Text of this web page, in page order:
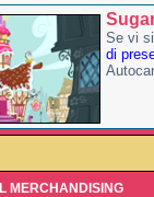
Se vi
di
MERCHANDISING